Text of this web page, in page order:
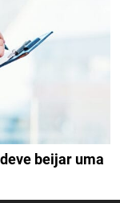
beijar uma